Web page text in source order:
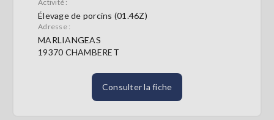
Activité :
Élevage de porcins (01.46Z)
Adresse :
MARLIANGEAS
19370 CHAMBERET
Consulter la fiche